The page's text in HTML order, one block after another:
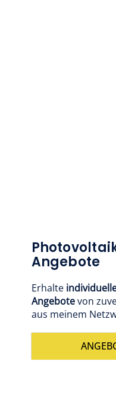
Angebote
Erhalte
Angebotevon
aus meinem